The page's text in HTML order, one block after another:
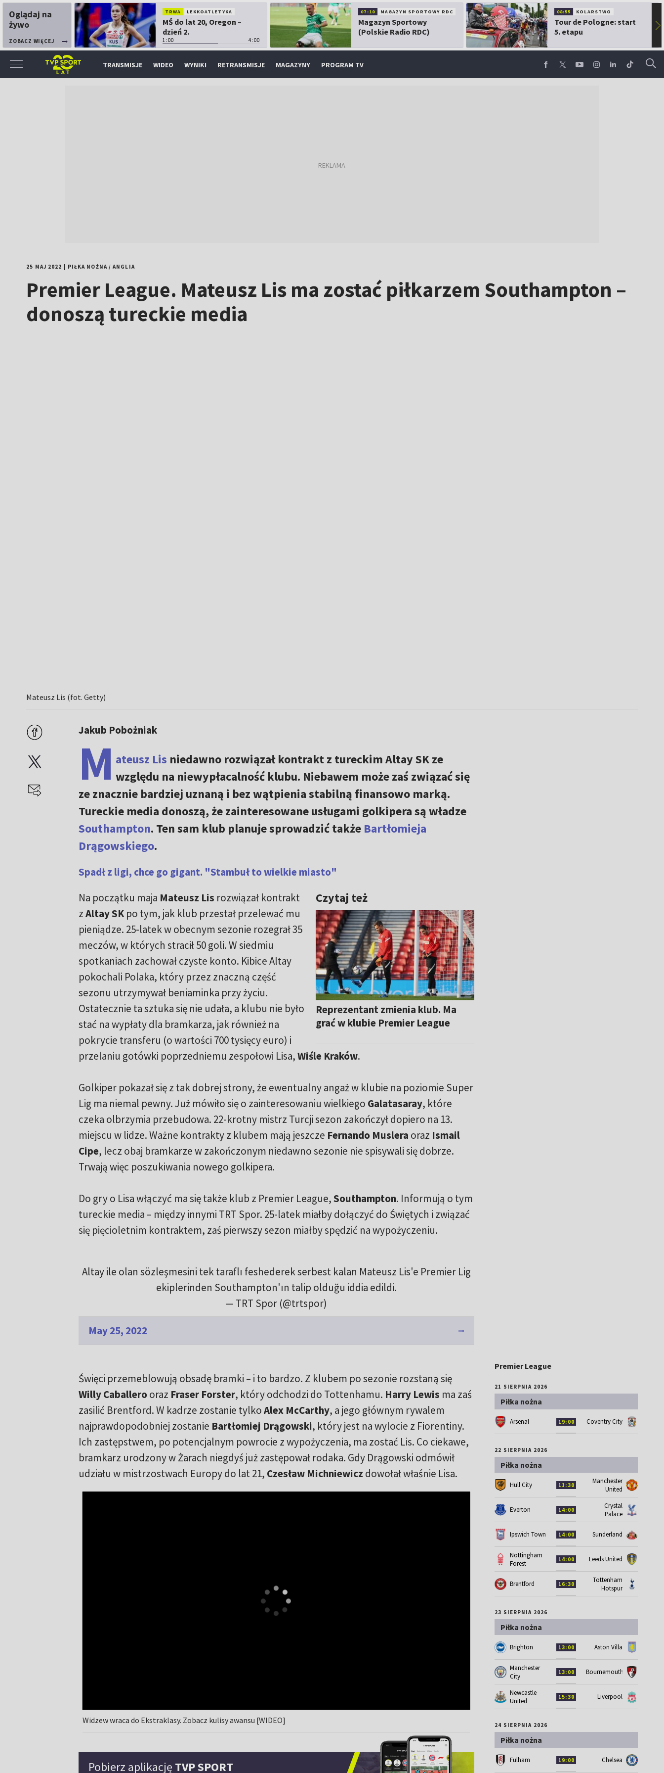
Oglądaj na
żywo
ZOBACZ WIĘCEJ
TRWA LEKKOATLETYKA
MŚ do lat 20, Oregon –
dzień 2.
1:00 4:00
07:10 MAGAZYN SPORTOWY RDC
Magazyn Sportowy
(Polskie Radio RDC)
08:55 KOLARSTWO
Tour de Pologne: start
5. etapu
▶
TRANSMISJE WIDEO WYNIKI RETRANSMISJE MAGAZYNY PROGRAM TV
25 MAJ 2022 PIŁKA NOŻNA/ANGLIA
Premier League. Mateusz Lis ma zostać piłkarzem Southampton –
donoszą tureckie media
Mateusz Lis (fot. Getty)
Jakub Pobożniak
M ateusz Lis niedawno rozwiązał kontrakt z tureckim Altay SK ze
względu na niewypłacalność klubu. Niebawem może zaś związać się
ze znacznie bardziej uznaną i bez wątpienia stabilną finansowo marką.
Tureckie media donoszą, że zainteresowane usługami golkipera są władze
Southampton. Ten sam klub planuje sprowadzić także Bartłomieja
Drągowskiego.
Spadł z ligi, chce go gigant. "Stambuł to wielkie miasto"
Czytaj też
Reprezentant zmienia klub. Ma
grać w klubie Premier League
Na początku maja Mateusz Lis rozwiązał kontrakt
zAltay SKpo tym, jak klub przestał przelewać mu
pieniądze. 25-latek w obecnym sezonie rozegrał 35
meczów, w których stracił 50 goli. W siedmiu
spotkaniach zachował czyste konto. Kibice Altay
pokochali Polaka, który przez znaczną część
sezonu utrzymywał beniaminka przy życiu.
Ostatecznie ta sztuka się nie udała, a klubu nie było
stać na wypłaty dla bramkarza, jak również na
pokrycie transferu (o wartości 700 tysięcy euro) i
przelaniu gotówki poprzedniemu zespołowi Lisa,Wiśle Kraków.
Golkiper pokazał się z tak dobrej strony, że ewentualny angaż w klubie na poziomie Super
Lig ma niemal pewny. Już mówiło się o zainteresowaniu wielkiego Galatasaray, które
czeka olbrzymia przebudowa. 22-krotny mistrz Turcji sezon zakończył dopiero na 13.
miejscu w lidze. Ważne kontrakty z klubem mają jeszcze Fernando Muslera oraz Ismail
Cipe, lecz obaj bramkarze w zakończonym niedawno sezonie nie spisywali się dobrze.
Trwają więc poszukiwania nowego golkipera.
Do gry o Lisa włączyć ma się także klub z Premier League,Southampton. Informują o tym
tureckie media – między innymi TRT Spor. 25-latek miałby dołączyć do Świętych i związać
się pięcioletnim kontraktem, zaś pierwszy sezon miałby spędzić na wypożyczeniu.
Altay ile olan sözleşmesini tek taraflı feshederek serbest kalan Mateusz Lis'e Premier Lig
ekiplerinden Southampton'ın talip olduğu iddia edildi.
— TRT Spor (@trtspor)
May 25, 2022
Święci przemeblowują obsadę bramki – i to bardzo. Z klubem po sezonie rozstaną się
Willy Caballero oraz Fraser Forster, który odchodzi do Tottenhamu. Harry Lewis ma zaś
zasilić Brentford. W kadrze zostanie tylkoAlex McCarthy, a jego głównym rywalem
najprawdopodobniej zostanie Bartłomiej Drągowski, który jest na wylocie z Fiorentiny.
Ich zastępstwem, po potencjalnym powrocie z wypożyczenia, ma zostać Lis. Co ciekawe,
bramkarz urodzony w Żarach niegdyś już zastępował rodaka. Gdy Drągowski odmówił
udziału w mistrzostwach Europy do lat 21, Czesław Michniewicz dowołał właśnie Lisa.
Widzew wraca do Ekstraklasy. Zobacz kulisy awansu [WIDEO]
Pobierz aplikację TVP SPORT
Premier League
21 SIERPNIA 2026
Piłka nożna
Arsenal 19:00 Coventry City
22 SIERPNIA 2026
Piłka nożna
Hull City 11:30
Manchester
United
Everton 14:00
Crystal
Palace
Ipswich Town 14:00 Sunderland
Nottingham
Forest
14:00 Leeds United
Brentford 16:30
Tottenham
Hotspur
23 SIERPNIA 2026
Piłka nożna
Brighton 13:00 Aston Villa
Manchester
City
13:00 Bournemouth
Newcastle
United
15:30 Liverpool
24 SIERPNIA 2026
Piłka nożna
Fulham 19:00 Chelsea